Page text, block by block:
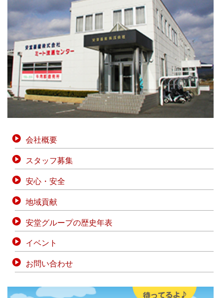
会社概要
スタッフ募集
安心・安全
地域貢献
安堂グループの歴史年表
イベント
お問い合わせ